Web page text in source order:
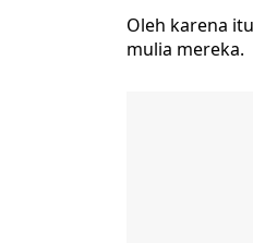
Oleh karena
mulia mereka.